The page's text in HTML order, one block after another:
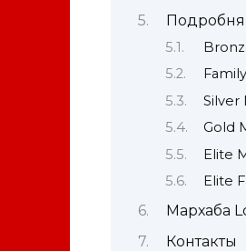
Silver
Gold
Elite
Elite
Мархаба
Контакты